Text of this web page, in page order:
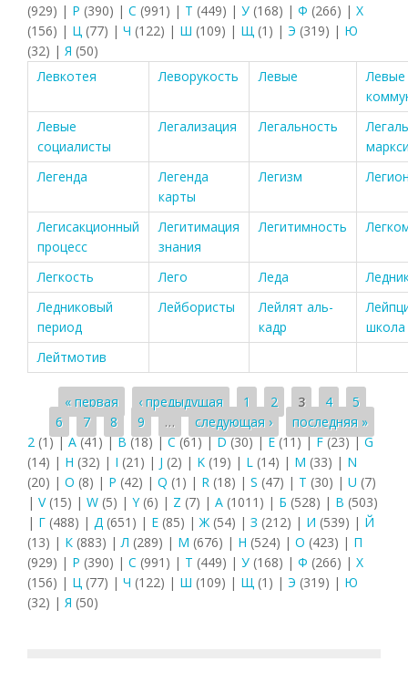
(929) | Р (390) | С (991) | Т (449) | У (168) | Ф (266) | Х
(156) | Ц (77) | Ч (122) | Ш (109) | Щ (1) | Э (319) | Ю
(32) | Я (50)
Левкотея
Леворукость Левые
Левые
Левые
социалисты
Легализация Легальность
Легенда
Легенда
карты
Легизм
Легисакционный
процесс
Легитимация
знания
Легитимность
Легкость Лего Леда
Ледниковый
период
Лейбористы
Лейлят аль-
кадр
школа
Лейтмотив
Страницы
« первая ‹ предыдущая 1 2 3 4
5
6
7 8 9 … следующая ›
последняя »
2 (1)|A(41)|B (18) |C(61)|D(30)|E(11)|F(23)|G
(14) | H (32) | I (21) | J (2) | K (19) | L (14) | M (33) | N
(20) | O (8) | P (42) | Q (1) | R (18) | S (47) | T (30) | U (7)
| V(15) | W (5) | Y(6) | Z (7) | А (1011) | Б (528) | В (503)
| Г (488) | Д (651) | Е (85) | Ж (54) | З (212) | И (539) | Й
(13) | К (883) | Л (289) | М (676) | Н (524) | О (423) | П
(929) | Р (390) | С (991) | Т (449) | У (168) | Ф (266) | Х
(156) | Ц (77) | Ч (122) | Ш (109) | Щ (1) | Э (319) | Ю
(32) | Я (50)